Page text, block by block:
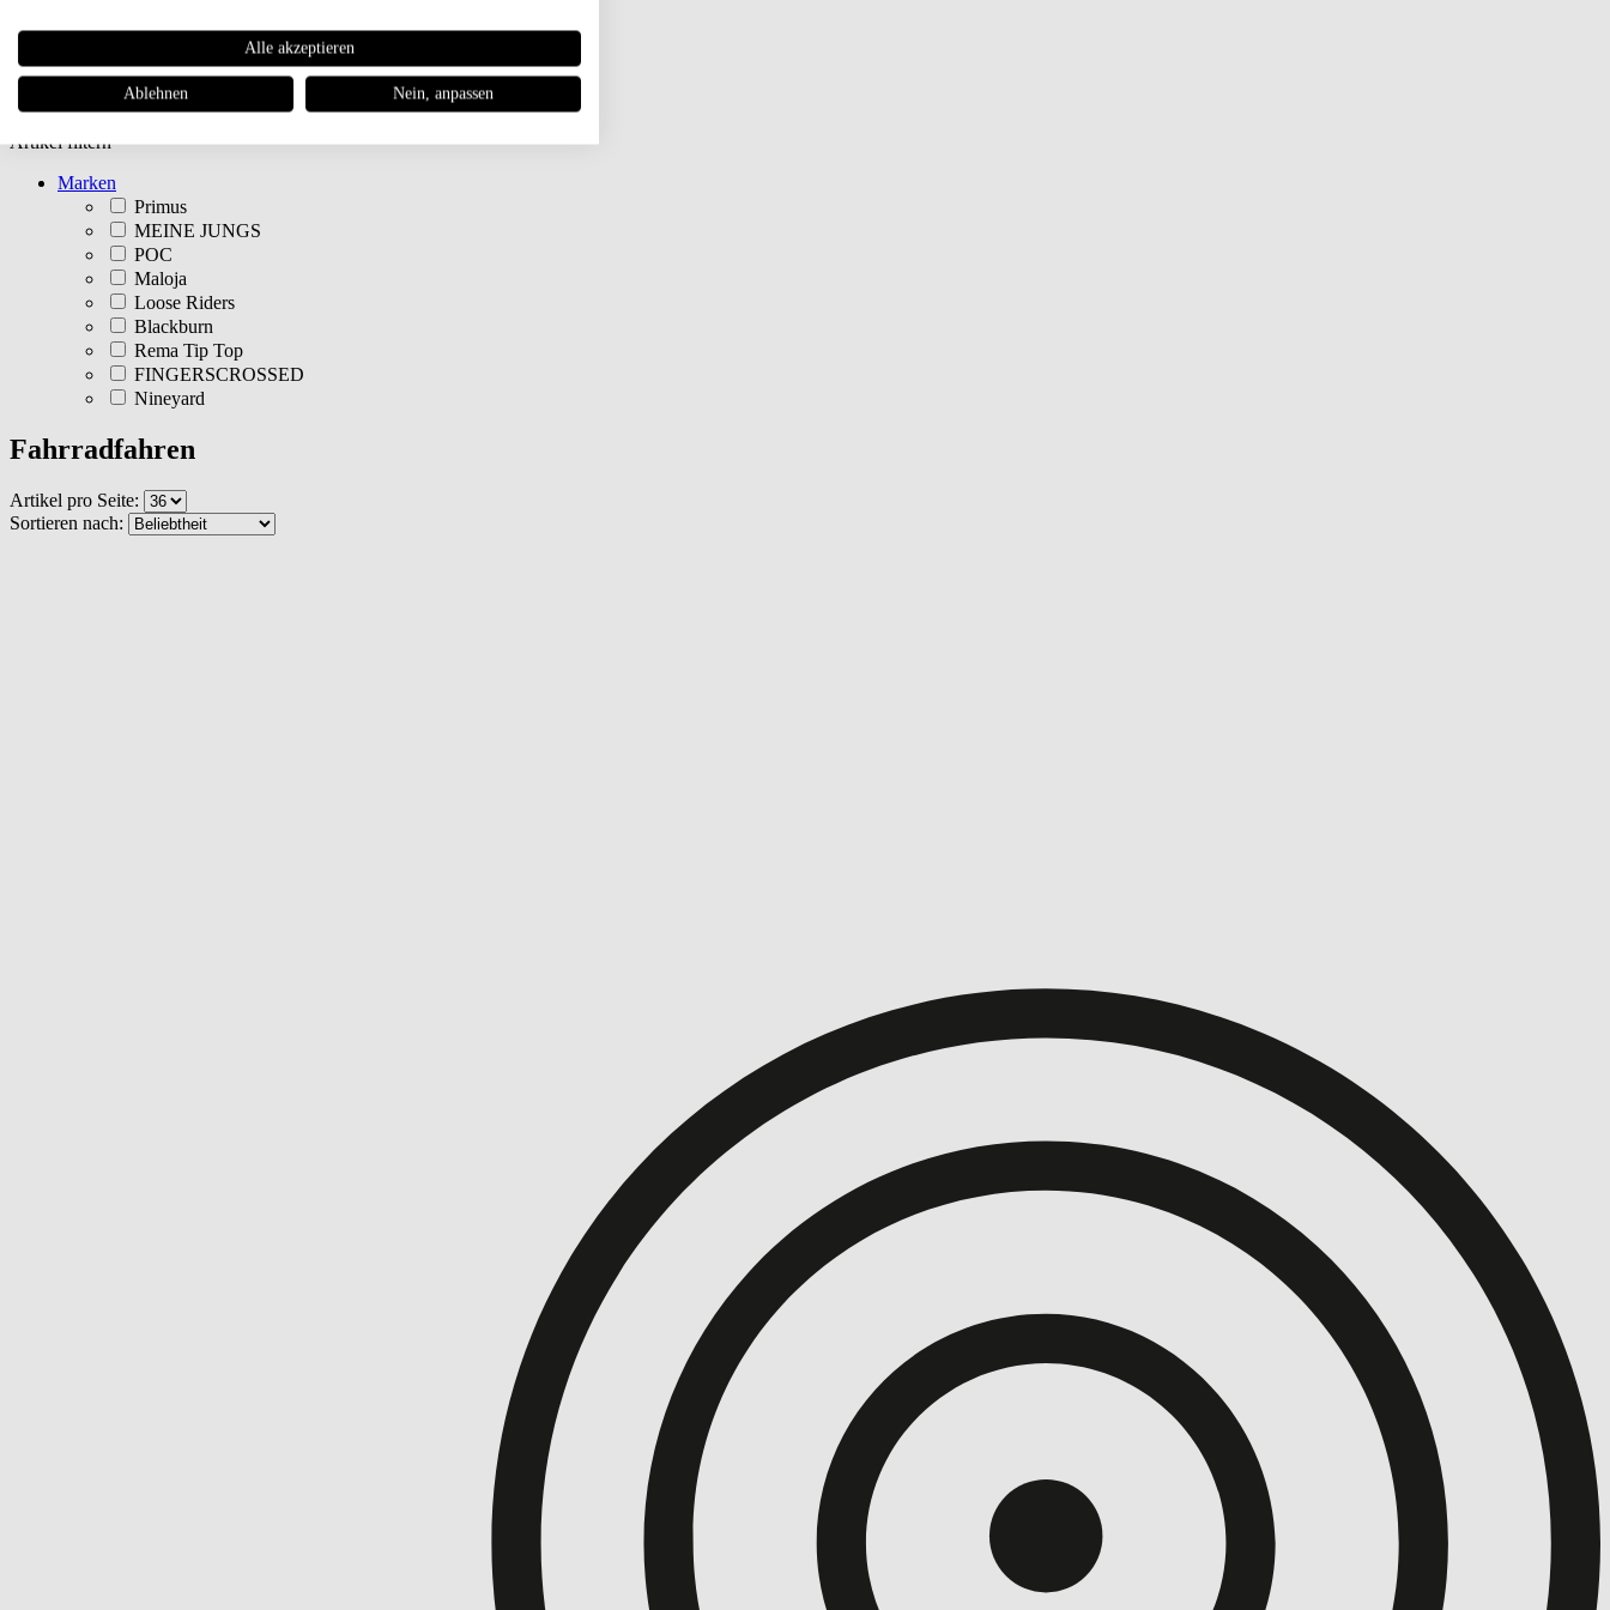
Newsletter
Artikel filtern
Marken
Primus
MEINE JUNGS
POC
Maloja
Loose Riders
Blackburn
Rema Tip Top
FINGERSCROSSED
Nineyard
Fahrradfahren
Artikel pro Seite:
Sortieren nach:
Alle akzeptieren
Ablehnen Nein, anpassen